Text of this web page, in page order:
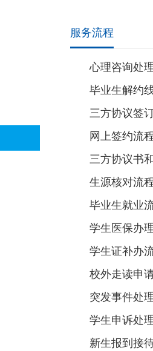
服务流程
心理咨询处
毕业生解约
三方协议签
网上签约流
三方协议书
生源核对流
毕业生就业
学生医保办
学生证补办
校外走读申
突发事件处
学生申诉处
新生报到接